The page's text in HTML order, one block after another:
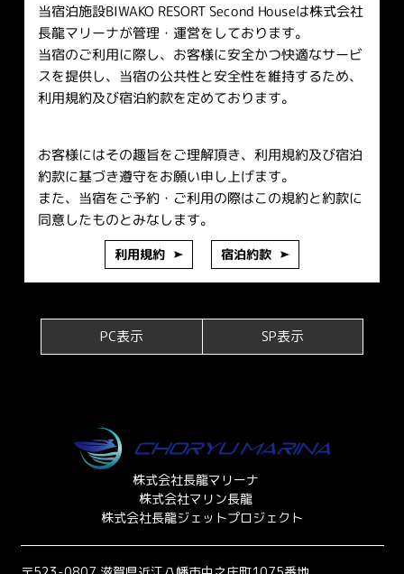
当宿泊施設BIWAKO RESORT Second Houseは株式会社
長龍マリーナが管理・運営をしております。
当宿のご利用に際し、お客様に安全かつ快適なサービ
スを提供し、当宿の公共性と安全性を維持するため、
利用規約及び宿泊約款を定めております。
お客様にはその趣旨をご理解頂き、利用規約及び宿泊
約款に基づき遵守をお願い申し上げます。
また、当宿をご予約・ご利用の際はこの規約と約款に
同意したものとみなします。
利用規約 宿泊約款
PC表示 SP表示
株式会社長龍マリーナ
株式会社マリン長龍
株式会社長龍ジェットプロジェクト